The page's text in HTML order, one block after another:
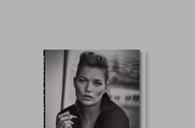
20%
dcto.
$ 89.000
$ 71.200